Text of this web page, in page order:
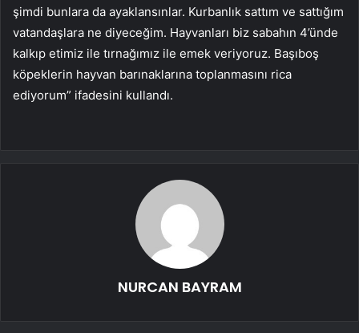
şimdi bunlara da ayaklansınlar. Kurbanlık sattım ve sattığım
vatandaşlara ne diyeceğim. Hayvanları biz sabahın 4’ünde
kalkıp etimiz ile tırnağımız ile emek veriyoruz. Başıboş
köpeklerin hayvan barınaklarına toplanmasını rica
ediyorum” ifadesini kullandı.
NURCAN BAYRAM